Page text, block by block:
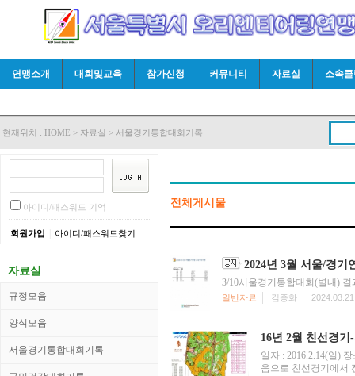
연맹소개 대회및교육 참가신청 커뮤니티 자료실 소속
현재위치 : HOME > 자료실 > 서울경기통합대회기록
아이디/패스워드 기억
회원가입 아이디/패스워드찾기
자료실
규정모음
양식모음
서울경기통합대회기록
전체게시물
2024년 3월 서울/경기
3/10서울경기통합대회(별내)
일반자료 김종화
16년 2월 친선경기
일자 : 2016.2.14(일)
음으로 친선경기에서